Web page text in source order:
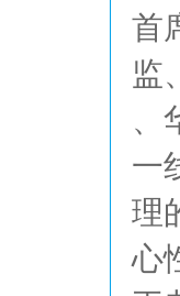
首
监
、
一
理
心